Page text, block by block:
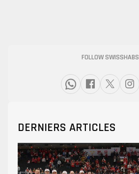
FOLLOW SWISSHABS
DERNIERS ARTICLES